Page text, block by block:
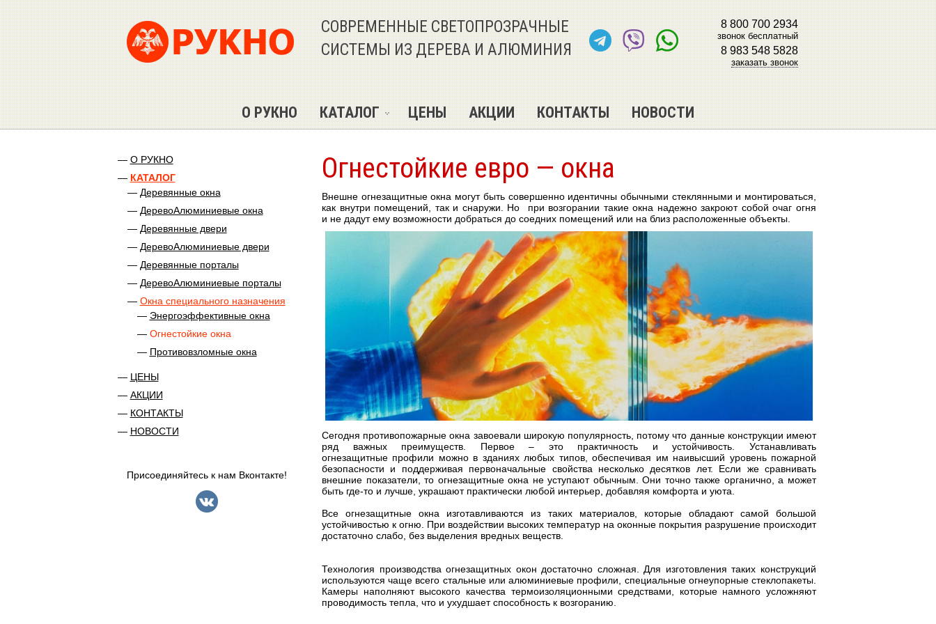
СОВРЕМЕННЫЕ СВЕТОПРОЗРАЧНЫЕ
СИСТЕМЫ ИЗ ДЕРЕВА И АЛЮМИНИЯ
8 800 700 2934
звонок бесплатный
8 983 548 5828
заказать звонок
О РУКНО КАТАЛОГ ЦЕНЫ АКЦИИ КОНТАКТЫ НОВОСТИ
О РУКНО
КАТАЛОГ
Деревянные окна
ДеревоАлюминиевые окна
Деревянные двери
ДеревоАлюминиевые двери
Деревянные порталы
ДеревоАлюминиевые порталы
Окна специального назначения
Энергоэффективные окна
Огнестойкие окна
Противовзломные окна
ЦЕНЫ
АКЦИИ
КОНТАКТЫ
НОВОСТИ
Присоединяйтесь к нам Вконтакте!
Огнестойкие евро — окна
Внешне огнезащитные окна могут быть совершенно идентичны обычными стеклянными и монтироваться,
как внутри помещений, так и снаружи. Но при возгорании такие окна надежно закроют собой очаг огня
и не дадут ему возможности добраться до соедних помещений или на близ расположенные объекты.
Сегодня противопожарные окна завоевали широкую популярность, потому что данные конструкции имеют
ряд важных преимуществ. Первое – это практичность и устойчивость. Устанавливать
огнезащитные профили можно в зданиях любых типов, обеспечивая им наивысший уровень пожарной
безопасности и поддерживая первоначальные свойства несколько десятков лет. Если же сравнивать
внешние показатели, то огнезащитные окна не уступают обычным. Они точно также органично, а может
быть где-то и лучше, украшают практически любой интерьер, добавляя комфорта и уюта.
Все огнезащитные окна изготавливаются из таких материалов, которые обладают самой большой
устойчивостью к огню. При воздействии высоких температур на оконные покрытия разрушение происходит
достаточно слабо, без выделения вредных веществ.
Технология производства огнезащитных окон достаточно сложная. Для изготовления таких конструкций
используются чаще всего стальные или алюминиевые профили, специальные огнеупорные стеклопакеты.
Камеры наполняют высокого качества термоизоляционными средствами, которые намного усложняют
проводимость тепла, что и ухудшает способность к возгоранию.